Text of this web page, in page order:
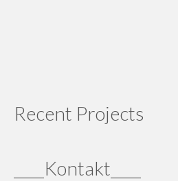
Recent Projects
____Kontakt____